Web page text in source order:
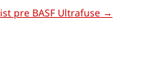
pre BASF Ultrafuse →